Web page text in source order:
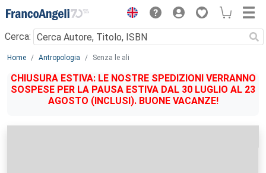
Menu
Cerca:
Main content
Home Antropologia Senza le ali
CHIUSURA ESTIVA: LE NOSTRE SPEDIZIONI VERRANNO
SOSPESE PER LA PAUSA ESTIVA DAL 30 LUGLIO AL 23
AGOSTO (INCLUSI). BUONE VACANZE!